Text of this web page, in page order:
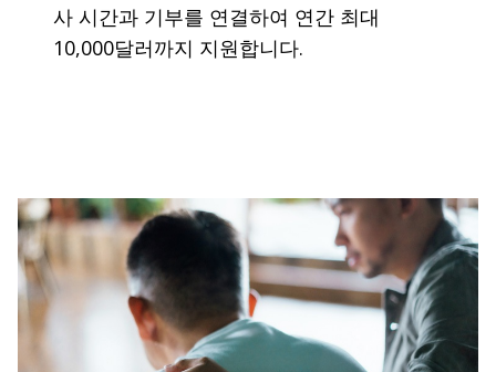
사 시간과 기부를 연결하여 연간 최대
10,000달러까지 지원합니다.